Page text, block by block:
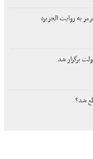
به روایت الجزیره
برگزار شد
شد؟